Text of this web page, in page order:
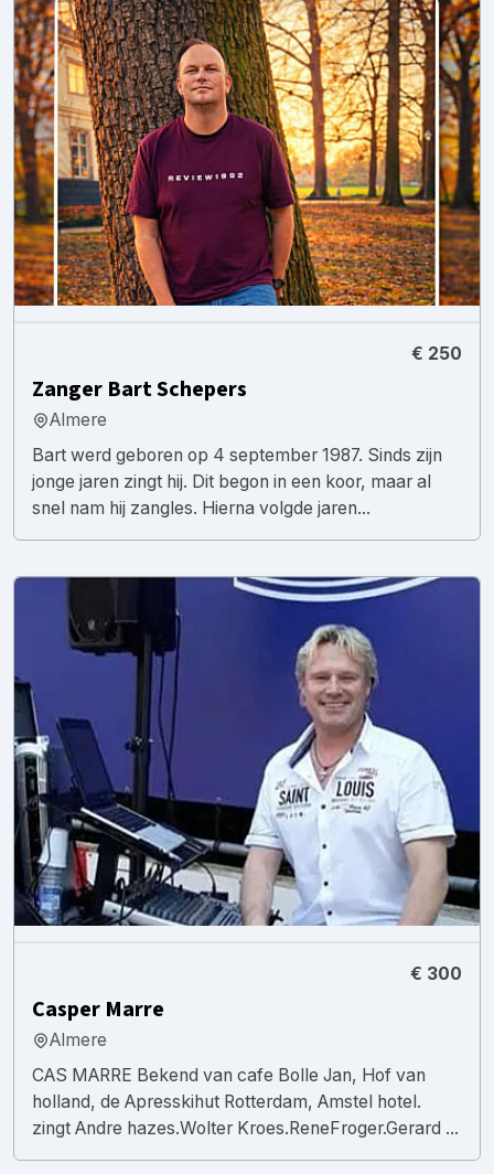
€ 250
Zanger Bart Schepers
Almere
Bart werd geboren op 4 september 1987. Sinds zijn
jonge jaren zingt hij. Dit begon in een koor, maar al
snel nam hij zangles. Hierna volgde jaren...
€ 300
Casper Marre
Almere
CAS MARRE Bekend van cafe Bolle Jan, Hof van
holland, de Apresskihut Rotterdam, Amstel hotel.
zingt Andre hazes.Wolter Kroes.ReneFroger.Gerard ...